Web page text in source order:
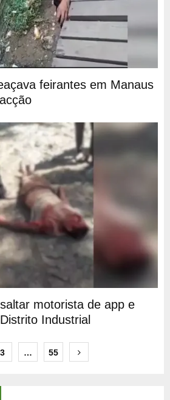
feirantes em Manaus
motorista de app e
Distrito Industrial
3 … 55